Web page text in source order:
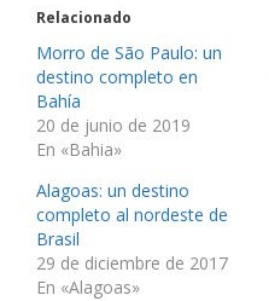
Relacionado
Morro de São Paulo: un
destino completo en
Bahía
20 de junio de 2019
En «Bahia»
Alagoas: un destino
completo al nordeste de
Brasil
29 de diciembre de 2017
En «Alagoas»